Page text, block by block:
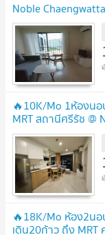
Noble
🔥10K/Mo 1ห้องนอ
MRT สถานีศรีรัช @
🔥18K/Mo ห้อง2น
เดิน20ก้าว ถึง MRT